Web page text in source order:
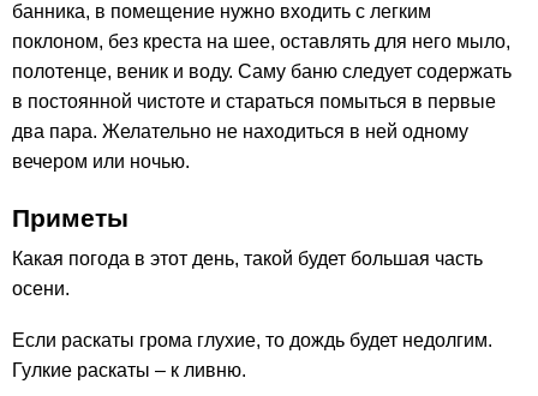
банника, в помещение нужно входить с легким
поклоном, без креста на шее, оставлять для него мыло,
полотенце, веник и воду. Саму баню следует содержать
в постоянной чистоте и стараться помыться в первые
два пара. Желательно не находиться в ней одному
вечером или ночью.
Приметы
Какая погода в этот день, такой будет большая часть
осени.
Если раскаты грома глухие, то дождь будет недолгим.
Гулкие раскаты – к ливню.